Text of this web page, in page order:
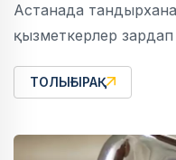
Астанада
қызметкерлер зардап
ТОЛЫҒЫРАҚ